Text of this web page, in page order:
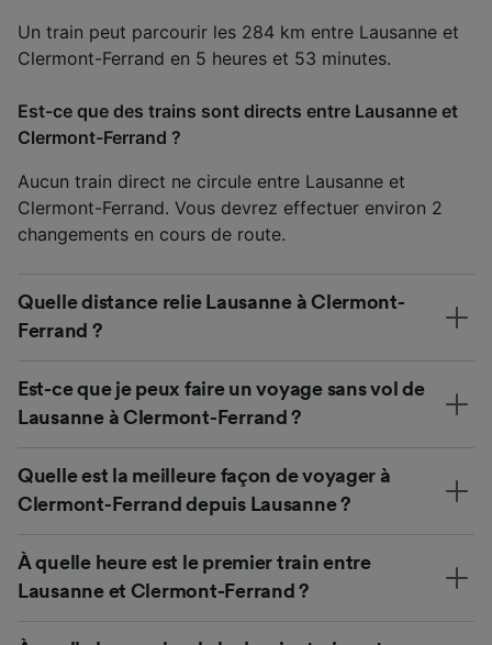
Un train peut parcourir les 284 km entre Lausanne et
Clermont-Ferrand en 5 heures et 53 minutes.
Est-ce que des trains sont directs entre Lausanne et
Clermont-Ferrand ?
Aucun train direct ne circule entre Lausanne et
Clermont-Ferrand. Vous devrez effectuer environ 2
changements en cours de route.
Quelle distance relie Lausanne à Clermont-
Ferrand ?
Est-ce que je peux faire un voyage sans vol de
Lausanne à Clermont-Ferrand ?
Quelle est la meilleure façon de voyager à
Clermont-Ferrand depuis Lausanne ?
À quelle heure est le premier train entre
Lausanne et Clermont-Ferrand ?